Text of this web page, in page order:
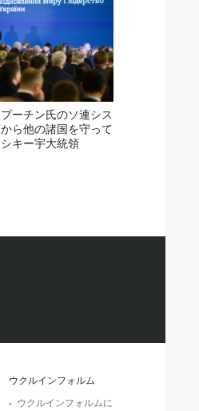
ーチン氏のソ連シス
ら他の諸国を守って
キー宇大統領
ウクルインフォルム
ウクルインフォルムに